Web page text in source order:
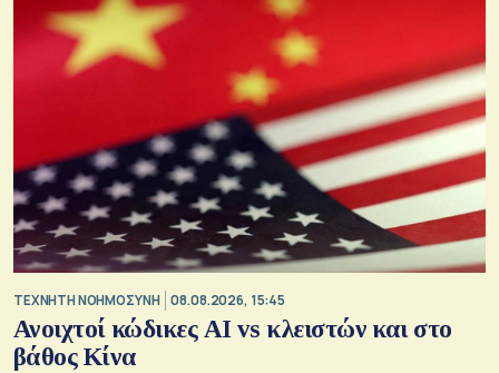
TΕΧΝΗΤΗ ΝΟΗΜΟΣΥΝΗ 08.08.2026, 15:45
Ανοιχτοί κώδικες AI vs κλειστών και στο
βάθος Κίνα